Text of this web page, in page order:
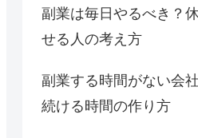
副業は毎日やるべき？
せる人の考え方
副業する時間がない会
続ける時間の作り方